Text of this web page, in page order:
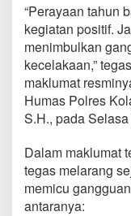
“Perayaan tahun
kegiatan positif.
menimbulkan
kecelakaan,”
maklumat
Humas Polres
S.H., pada
Dalam maklumat
tegas melarang
memicu
antaranya: